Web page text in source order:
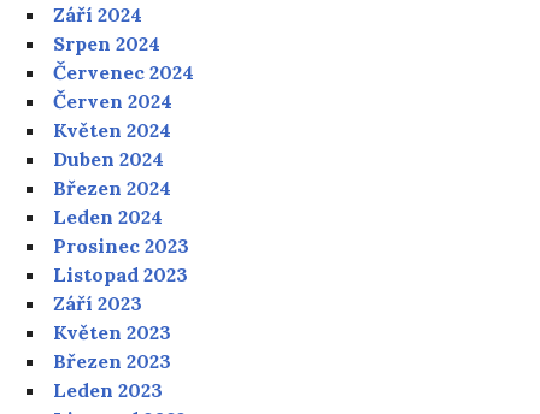
Září 2024
Srpen 2024
Červenec 2024
Červen 2024
Květen 2024
Duben 2024
Březen 2024
Leden 2024
Prosinec 2023
Listopad 2023
Září 2023
Květen 2023
Březen 2023
Leden 2023